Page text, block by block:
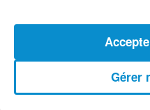
22 juillet 2026
Les
Gérer